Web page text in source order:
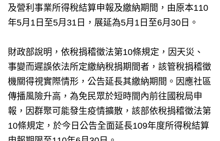
及營利事業所得稅結算申報及繳納期間，由原本110
年5月1日至5月31日，展延為5月1日至6月30日。
財政部說明，依稅捐稽徵法第10條規定，因天災、
事變而遲誤依法所定繳納稅捐期間者，該管稅捐稽徵
機關得視實際情形，公告延長其繳納期間。因應社區
傳播風險升高，為免民眾於短時間內前往國稅局申
報，因群聚可能發生疫情擴散，該部依稅捐稽徵法第
10條規定，於今日公告全面延長109年度所得稅結算